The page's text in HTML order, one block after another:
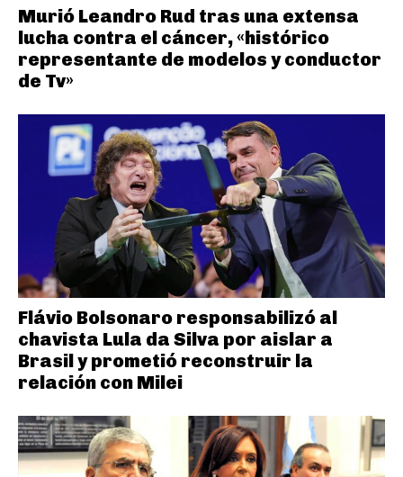
Murió Leandro Rud tras una extensa
lucha contra el cáncer, «histórico
representante de modelos y conductor
de Tv»
Flávio Bolsonaro responsabilizó al
chavista Lula da Silva por aislar a
Brasil y prometió reconstruir la
relación con Milei